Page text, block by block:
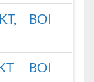
BOI
BOI